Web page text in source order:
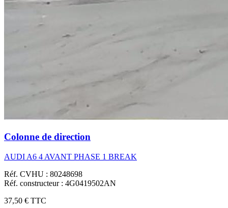
Colonne de direction
AUDI A6 4 AVANT PHASE 1 BREAK
Réf. CVHU : 80248698
Réf. constructeur : 4G0419502AN
37,50 € TTC